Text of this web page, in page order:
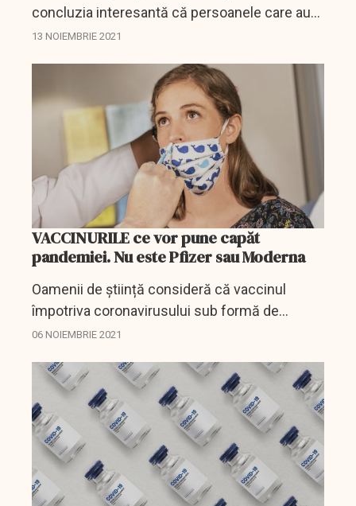
concluzia interesantă că persoanele care au
fost răcite beneficiază de o protecție
13 NOIEMBRIE 2021
VACCINURILE ce vor pune capăt
pandemiei. Nu este Pfizer sau Moderna
Oamenii de știință consideră că vaccinul
împotriva coronavirusului sub formă de
picături sau spray un mare progres. De ce?
oferi o imunitate...
06 NOIEMBRIE 2021